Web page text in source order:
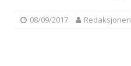
08/09/2017 Redaksjonen